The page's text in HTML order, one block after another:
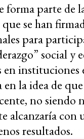
parte de
se han
para
social y
en
la idea de
no siendo
alcanzaría
resultados.